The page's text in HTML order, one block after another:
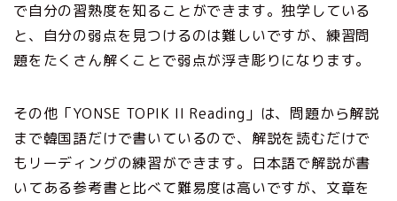
で自分の習熟度を知ることができます。独学している
と、自分の弱点を見つけるのは難しいですが、練習問
題をたくさん解くことで弱点が浮き彫りになります。
その他「YONSE TOPIK II Reading」は、問題から解説
まで韓国語だけで書いているので、解説を読むだけで
もリーディングの練習ができます。日本語で解説が書
いてある参考書と比べて難易度は高いですが、文章を
Korean Withとは？
編集方針・ライターについ
て
韓国語教室・教材向け広告
掲載のご案内